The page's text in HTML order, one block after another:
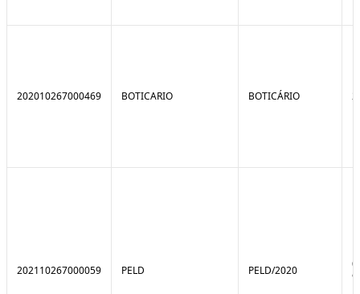
202010267000469 BOTICARIO BOTICÁRIO
202110267000059 PELD PELD/2020